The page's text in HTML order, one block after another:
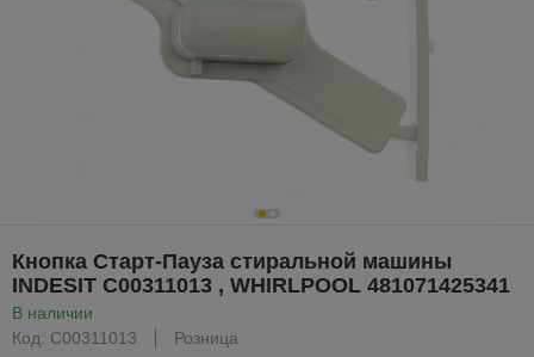
Кнопка Старт-Пауза стиральной машины
INDESIT C00311013 , WHIRLPOOL 481071425341
В наличии
Код: C00311013
Розница